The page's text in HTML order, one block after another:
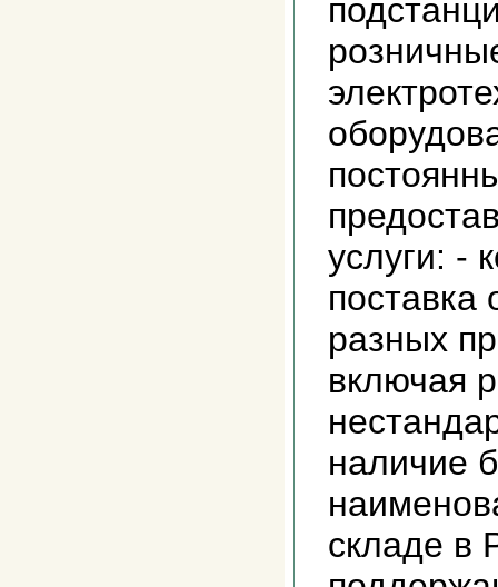
услуги: -
поставка
разных
включая
наличие
складе в